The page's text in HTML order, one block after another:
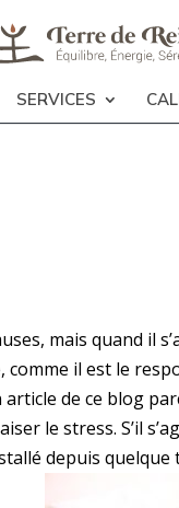
SERVICES
mais quand il
il est le
de ce blog
le stress. S’il
depuis quelque